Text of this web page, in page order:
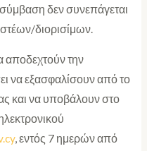
δεν συνεπάγεται
διορισίμων.
αποδεχτούν την
να εξασφαλίσουν από το
και να υποβάλουν στο
, εντός 7 ημερών από